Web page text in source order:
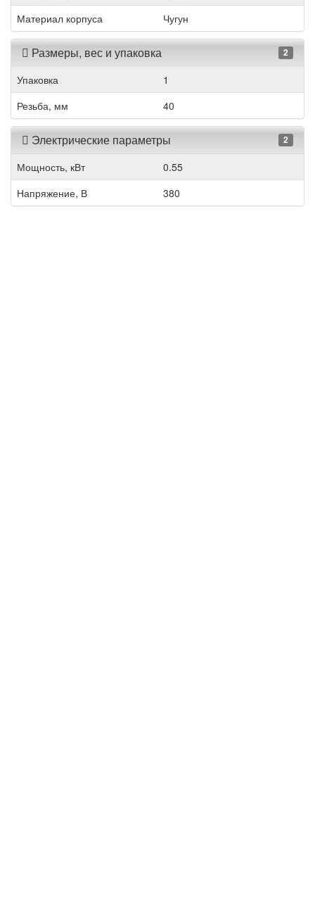
Материал корпуса
Чугун
Размеры, вес и упаковка 2
Упаковка
1
Резьба, мм
40
Электрические параметры 2
Мощность, кВт
0.55
Напряжение, В
380